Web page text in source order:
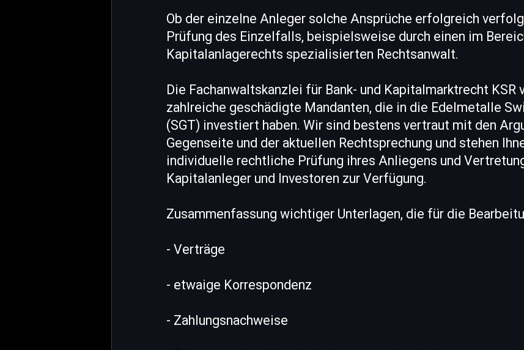
Ob der einzelne Anleger solche Ansprüche erfolgreich
Prüfung des Einzelfalls, beispielsweise durch einen im
Kapitalanlagerechts spezialisierten Rechtsanwalt.
Die Fachanwaltskanzlei für Bank- und Kapitalmarktrecht
zahlreiche geschädigte Mandanten, die in die Edelmetalle
(SGT) investiert haben. Wir sind bestens vertraut mit den
Gegenseite und der aktuellen Rechtsprechung und stehen
individuelle rechtliche Prüfung ihres Anliegens und
Kapitalanleger und Investoren zur Verfügung.
Zusammenfassung wichtiger Unterlagen, die für die
- Verträge
- etwaige Korrespondenz
- Zahlungsnachweise